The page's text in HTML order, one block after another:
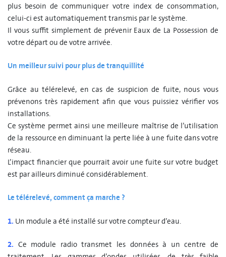
plus besoin de communiquer votre index de consommation,
celui-ci est automatiquement transmis par le système.
Il vous suffit simplement de prévenir Eaux de La Possession de
votre départ ou de votre arrivée.
Un meilleur suivi pour plus de tranquillité
Grâce au télérelevé, en cas de suspicion de fuite, nous vous
prévenons très rapidement afin que vous puissiez vérifier vos
installations.
Ce système permet ainsi une meilleure maîtrise de l’utilisation
de la ressource en diminuant la perte liée à une fuite dans votre
réseau.
L’impact financier que pourrait avoir une fuite sur votre budget
est par ailleurs diminué considérablement.
Le télérelevé, comment ça marche ?
1. Un module a été installé sur votre compteur d’eau.
2. Ce module radio transmet les données à un centre de